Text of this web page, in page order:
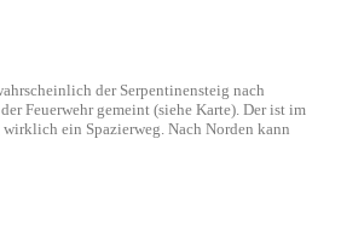
der Serpentinensteig nach
Feuerwehr gemeint (siehe Karte). Der ist im
ein Spazierweg. Nach Norden kann